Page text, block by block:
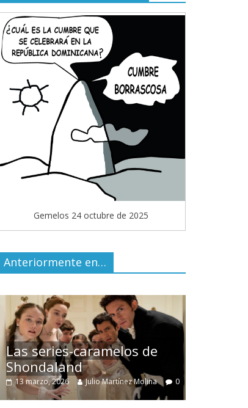
Gemelos 24 octubre de 2025
Anteriormente en…
de
Molina 0
Una serie con los defectos
de muchas telenovelas
28 febrero, 2026 Julio Martínez Molina